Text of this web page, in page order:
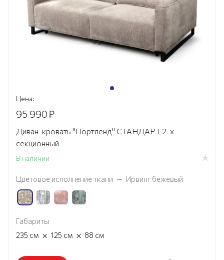
Цена:
95 990₽
Диван-кровать "Портленд" СТАНДАРТ 2-х
секционный
В наличии
Цветовое исполнение ткани — Ирвинг бежевый
Габариты
235 см × 125 см × 88 см